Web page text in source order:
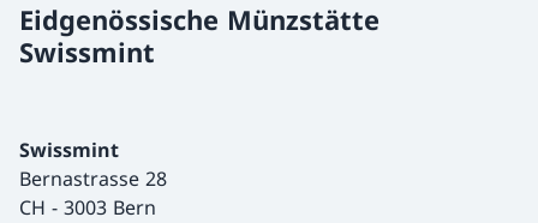
Eidgenössische Münzstätte
Swissmint
Swissmint
Bernastrasse 28
CH - 3003 Bern